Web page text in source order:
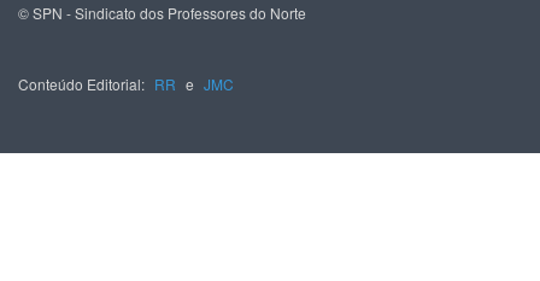
© SPN - Sindicato dos Professores do Norte
Conteúdo Editorial: RR e JMC